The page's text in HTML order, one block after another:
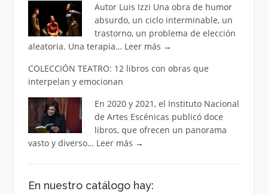
Autor Luis Izzi Una obra de humor
absurdo, un ciclo interminable, un
trastorno, un problema de elección
aleatoria. Una terapia… Leer más →
COLECCIÓN TEATRO: 12 libros con obras que
interpelan y emocionan
En 2020 y 2021, el Instituto Nacional
de Artes Escénicas publicó doce
libros, que ofrecen un panorama
vasto y diverso… Leer más →
En nuestro catálogo hay: